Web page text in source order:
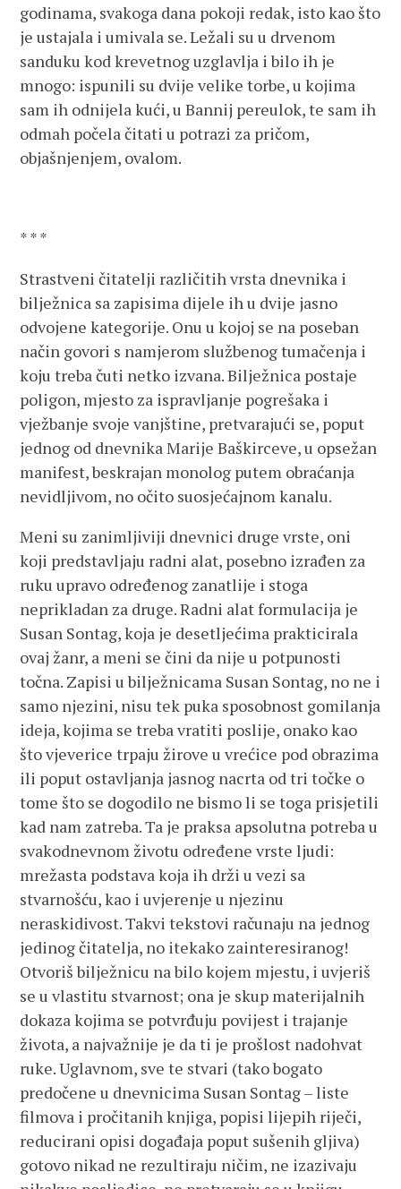
godinama, svakoga dana pokoji redak, isto kao što
je ustajala i umivala se. Ležali su u drvenom
sanduku kod krevetnog uzglavlja i bilo ih je
mnogo: ispunili su dvije velike torbe, u kojima
sam ih odnijela kući, u Bannij pereulok, te sam ih
odmah počela čitati u potrazi za pričom,
objašnjenjem, ovalom.
* * *
Strastveni čitatelji različitih vrsta dnevnika i
bilježnica sa zapisima dijele ih u dvije jasno
odvojene kategorije. Onu u kojoj se na poseban
način govori s namjerom službenog tumačenja i
koju treba čuti netko izvana. Bilježnica postaje
poligon, mjesto za ispravljanje pogrešaka i
vježbanje svoje vanjštine, pretvarajući se, poput
jednog od dnevnika Marije Baškirceve, u opsežan
manifest, beskrajan monolog putem obraćanja
nevidljivom, no očito suosjećajnom kanalu.
Meni su zanimljiviji dnevnici druge vrste, oni
koji predstavljaju radni alat, posebno izrađen za
ruku upravo određenog zanatlije i stoga
neprikladan za druge. Radni alat formulacija je
Susan Sontag, koja je desetljećima prakticirala
ovaj žanr, a meni se čini da nije u potpunosti
točna. Zapisi u bilježnicama Susan Sontag, no ne i
samo njezini, nisu tek puka sposobnost gomilanja
ideja, kojima se treba vratiti poslije, onako kao
što vjeverice trpaju žirove u vrećice pod obrazima
ili poput ostavljanja jasnog nacrta od tri točke o
tome što se dogodilo ne bismo li se toga prisjetili
kad nam zatreba. Ta je praksa apsolutna potreba u
svakodnevnom životu određene vrste ljudi:
mrežasta podstava koja ih drži u vezi sa
stvarnošću, kao i uvjerenje u njezinu
neraskidivost. Takvi tekstovi računaju na jednog
jedinog čitatelja, no itekako zainteresiranog!
Otvoriš bilježnicu na bilo kojem mjestu, i uvjeriš
se u vlastitu stvarnost; ona je skup materijalnih
dokaza kojima se potvrđuju povijest i trajanje
života, a najvažnije je da ti je prošlost nadohvat
ruke. Uglavnom, sve te stvari (tako bogato
predočene u dnevnicima Susan Sontag – liste
filmova i pročitanih knjiga, popisi lijepih riječi,
reducirani opisi događaja poput sušenih gljiva)
gotovo nikad ne rezultiraju ničim, ne izazivaju